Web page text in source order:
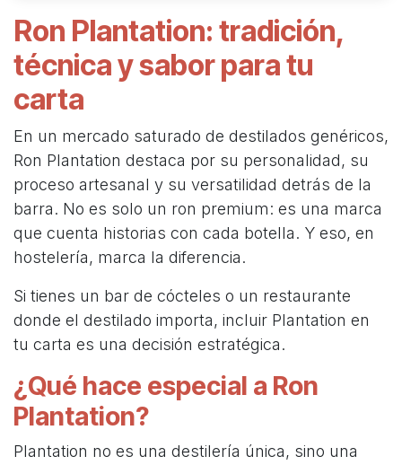
Ron Plantation: tradición,
técnica y sabor para tu
carta
En un mercado saturado de destilados genéricos,
Ron Plantation destaca por su personalidad, su
proceso artesanal y su versatilidad detrás de la
barra. No es solo un ron premium: es una marca
que cuenta historias con cada botella. Y eso, en
hostelería, marca la diferencia.
Si tienes un bar de cócteles o un restaurante
donde el destilado importa, incluir Plantation en
tu carta es una decisión estratégica.
¿Qué hace especial a Ron
Plantation?
Plantation no es una destilería única, sino una